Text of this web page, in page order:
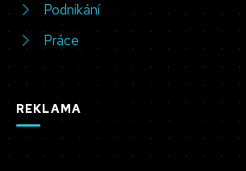
Podnikání
Práce
REKLAMA